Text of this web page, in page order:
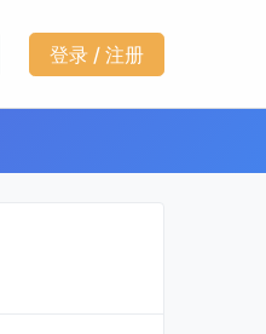
登录 / 注册